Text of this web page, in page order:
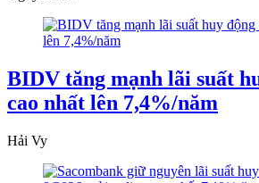
BIDV tăng mạnh lãi suất
cao nhất lên 7,4%/năm
Hải Vy